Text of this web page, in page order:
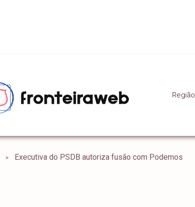
Região
Executiva do PSDB autoriza fusão com Podemos